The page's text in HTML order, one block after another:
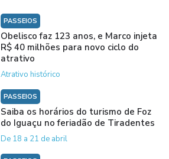
PASSEIOS
Obelisco faz 123 anos, e Marco injeta
R$ 40 milhões para novo ciclo do
atrativo
Atrativo histórico
PASSEIOS
Saiba os horários do turismo de Foz
do Iguaçu no feriadão de Tiradentes
De 18 a 21 de abril